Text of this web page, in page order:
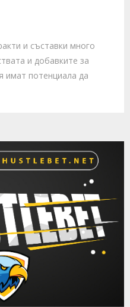
и съставки много
и добавките за
имат потенциала да